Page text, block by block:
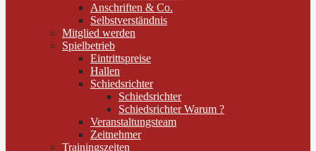
Anschriften & Co.
Selbstverständnis
Mitglied werden
Spielbetrieb
Eintrittspreise
Hallen
Schiedsrichter
Schiedsrichter
Schiedsrichter Warum ?
Veranstaltungsteam
Zeitnehmer
Trainingszeiten